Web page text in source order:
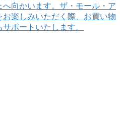
向かいます。ザ・モール・ア
楽しみいただく際、お買い物
ポートいたします。